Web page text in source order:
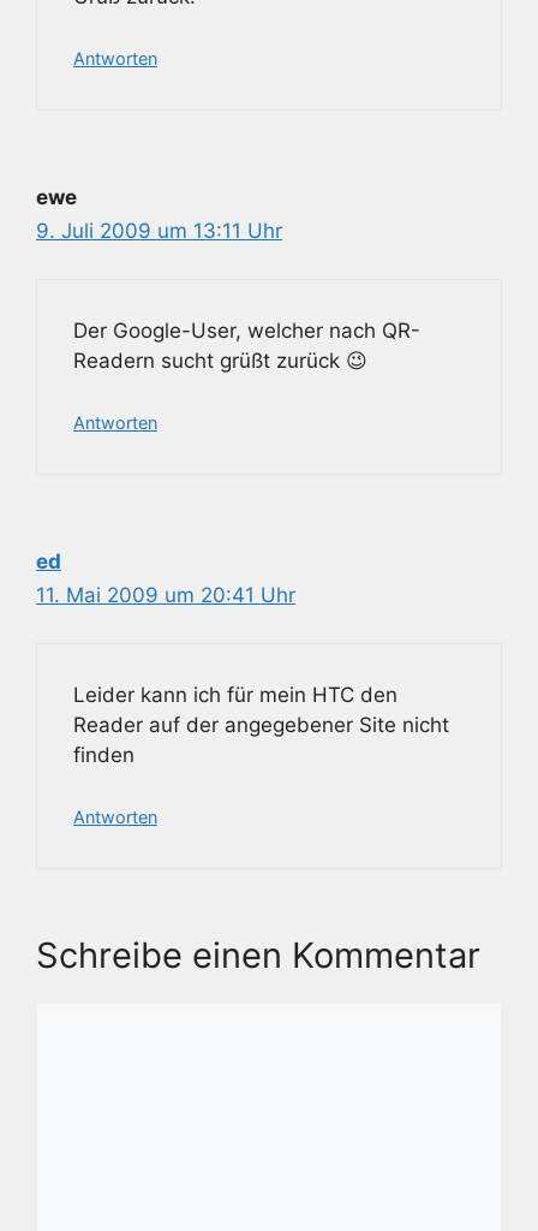
Antworten
ewe
9. Juli 2009 um 13:11 Uhr
Der Google-User, welcher nach QR-
Readern sucht grüßt zurück 😉
Antworten
ed
11. Mai 2009 um 20:41 Uhr
Leider kann ich für mein HTC den
Reader auf der angegebener Site nicht
finden
Antworten
Schreibe einen Kommentar